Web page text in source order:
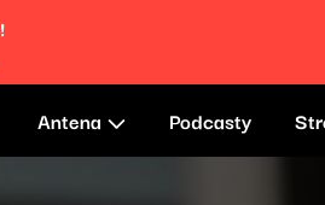
Antena Podcasty